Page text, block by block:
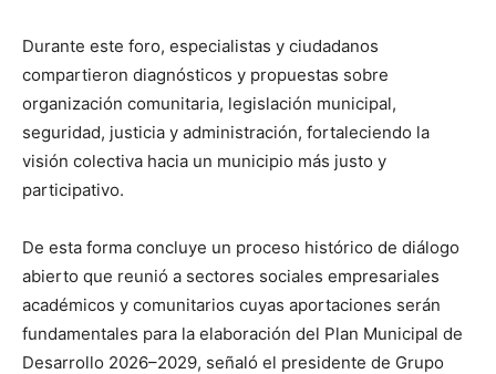
Durante este foro, especialistas y ciudadanos
compartieron diagnósticos y propuestas sobre
organización comunitaria, legislación municipal,
seguridad, justicia y administración, fortaleciendo la
visión colectiva hacia un municipio más justo y
participativo.
De esta forma concluye un proceso histórico de diálogo
abierto que reunió a sectores sociales empresariales
académicos y comunitarios cuyas aportaciones serán
fundamentales para la elaboración del Plan Municipal de
Desarrollo 2026–2029, señaló el presidente de Grupo